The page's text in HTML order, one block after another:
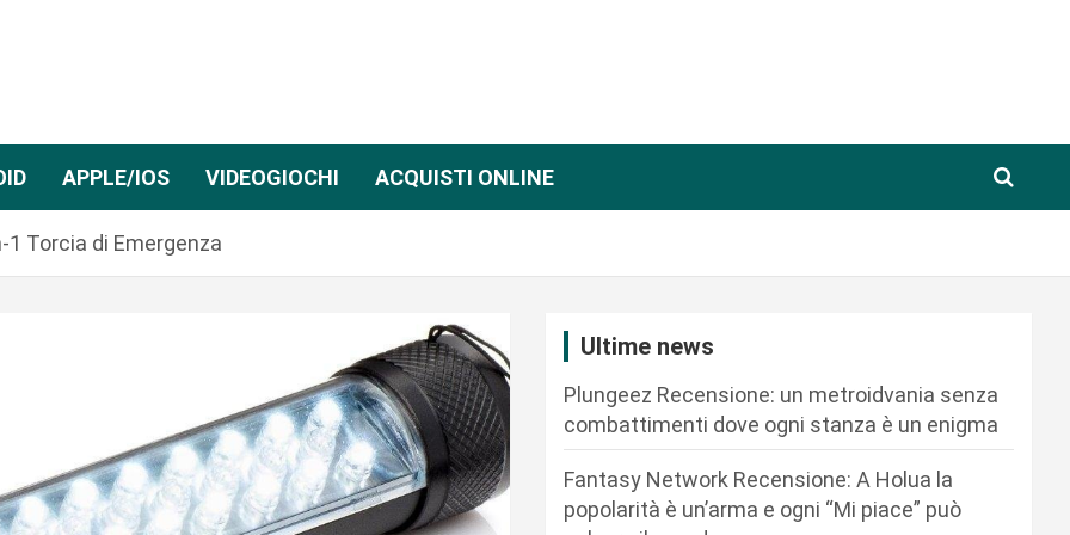
APPLE/IOS VIDEOGIOCHI ACQUISTI ONLINE
1 Torcia di Emergenza
Ultime news
Plungeez Recensione: un metroidvania senza
combattimenti dove ogni stanza è un enigma
Fantasy Network Recensione: A Holua la
popolarità è un’arma e ogni “Mi piace” può